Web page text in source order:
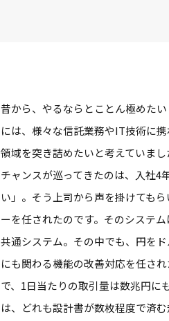
昔から、やるならとことん極めた
には、様々な信託業務やIT技術に
領域を突き詰めたいと考えていまし
チャンスが巡ってきたのは、入社4
い」。そう上司から声を掛けても
ーを任されたのです。そのシステ
共通システム。その中でも、円を
にも関わる機能の改善対応を任さ
で、1日当たりの取引量は数兆円に
は、どれも設計書が数枚程度で済